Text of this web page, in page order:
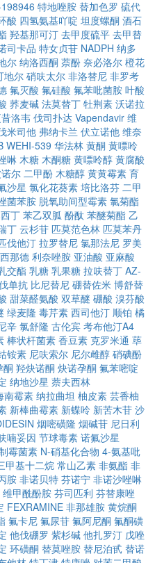
特地唑胺 替加色罗 硫代
酸 四氢氨基吖啶 坦度螺酮 酒石
羟基那可汀 去甲度硫平 去甲替
司卡品 特女贞苷 NADPH 纳多
尔 纳洛西酮 萘酚 奈必洛尔 橙花
地尔 硝呋太尔 非洛替尼 非罗考
氟灭酸 氟硅酸 氟苯吡菌胺 叶酸
荞麦碱 法莫替丁 牡荆素 沃诺拉
洛韦 伐司扑达 Vapendavir 维
米司他 弗纳卡兰 伏立诺他 维奈
WEHI-539 华法林 黄酮 黄嘌呤
啉 木糖 木酮糖 黄嘌呤醇 黄腐酸
尔 二甲酚 木糖醇 黄黄霉素 育
沙星 氯化花葵素 培比洛芬 二甲
菌苯胺 脱氧助间型霉素 氯菊酯
丁 苯乙双胍 酚酞 苯醚菊酯 乙
丁 云杉苷 匹莫范色林 匹莫苯丹
伐他汀 拉罗替尼 氯那法尼 罗美
那德 利奈唑胺 亚油酸 亚麻酸
交酯 乳糖 乳果糖 拉呋替丁 AZ-
单抗 比尼替尼 硼替佐米 博舒替
甜菜醛氨酸 双草醚 硼酸 溴芬酸
绿麦隆 毒芹素 西司他汀 顺铂 橘
辛 氯舒隆 古伦宾 考布他汀A4
棒状杆菌素 香豆素 克罗米通 荜
铵素 尼呋索尔 尼尔雌醇 硝碘酚
酮 羟炔诺酮 炔诺孕酮 氟苯嘧啶
纳地沙星 萘夫西林
南霉素 纳拉曲坦 柚皮素 芸香柚
新棒曲霉素 新蝶呤 新苦木苷 沙
烟嘧磺隆 烟碱苷 尼日利
喃妥因 节球毒素 诺氟沙星
霉菌素 N-硝基化合物 4-氨基吡
甲基十二烷常山乙素 非氨酯 非
胺 非诺贝特 芬诺宁 非诺沙唑啉
维甲酰酚胺 芬司匹利 芬替康唑
FEXRAMINE 非那雄胺 黄烷酮
氟卡尼 氟尿苷 氟阿尼酮 氟酮磺
他伐硼罗 紫杉碱 他扎罗汀 戊唑
环磺酮 替莫唑胺 替尼泊甙 替诺